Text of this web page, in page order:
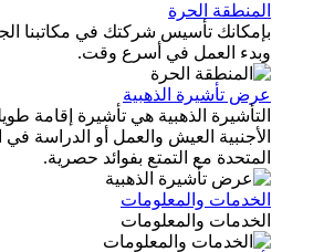
المنطقة الحرة
بإمكانك تأسيس شركتك في مكاتبنا
وبدء العمل في أسرع وقت.
عرض تأشيرة الذهبية
التأشيرة الذهبية هي تأشيرة إقامة
الأجنبية العيش والعمل أو الدراسة في
المتحدة مع التمتع بفوائد حصرية.
الخدمات والمعلومات
الخدمات والمعلومات